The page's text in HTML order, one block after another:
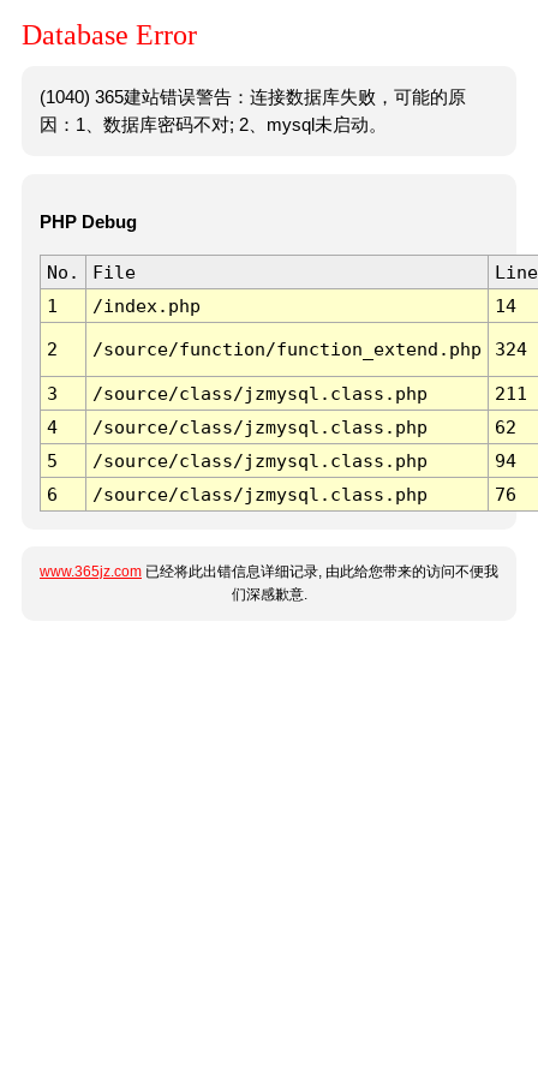
Database Error
(1040) 365建站错误警告：连接数据库失败，可能的原
因：1、数据库密码不对; 2、mysql未启动。
PHP Debug
No. File
Line
1
/index.php 14
2 /source/function/function_extend.php 324
3 /source/class/jzmysql.class.php
211
4
/source/class/jzmysql.class.php
62
5
/source/class/jzmysql.class.php
94
6
/source/class/jzmysql.class.php 76
www.365jz.com 已经将此出错信息详细记录, 由此给您带来的访问不便我
们深感歉意.